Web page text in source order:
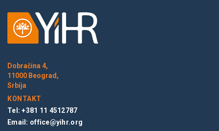
Dobračina 4,
11000 Beograd,
Srbija
KONTAKT
Tel: +381 11 4512787
Email: office@yihr.org